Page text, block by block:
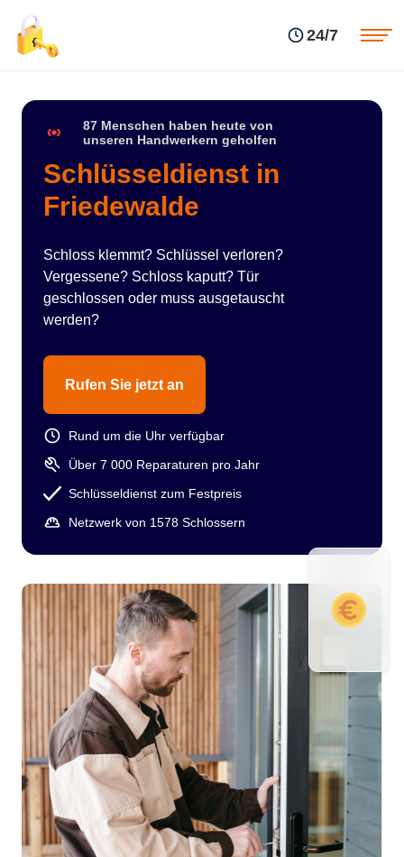
24/7
87 Menschen haben heute von
unseren Handwerkern geholfen
Schlüsseldienst in
Friedewalde
Schloss klemmt? Schlüssel verloren?
Vergessene? Schloss kaputt? Tür
geschlossen oder muss ausgetauscht
werden?
Rufen Sie jetzt an
Rund um die Uhr verfügbar
Über 7 000 Reparaturen pro Jahr
Schlüsseldienst zum Festpreis
Netzwerk von 1578 Schlossern